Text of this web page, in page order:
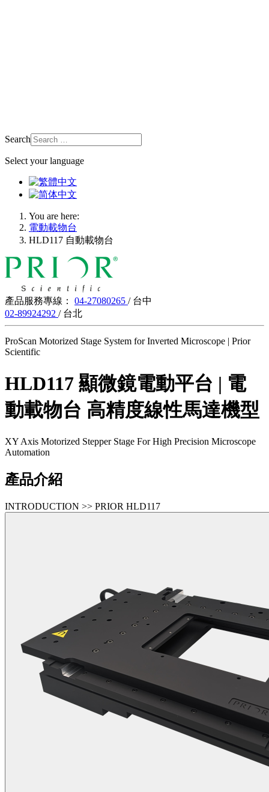
Search
Select your language
You are here:
電動載物台
HLD117 自動載物台
產品服務專線： 04-27080265 / 台中
02-89924292 / 台北
ProScan Motorized Stage System for Inverted Microscope | Prior
Scientific
HLD117 顯微鏡電動平台 | 電
動載物台 高精度線性馬達機型
XY Axis Motorized Stepper Stage For High Precision Microscope
Automation
產品介紹
INTRODUCTION >> PRIOR HLD117